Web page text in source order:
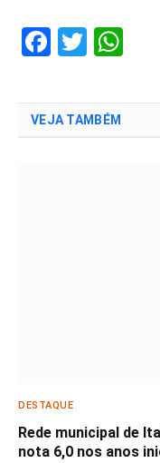
Facebook
Twitter
VEJA TAMBÉM
DESTAQUE
Rede municipal de
nota 6,0 nos anos